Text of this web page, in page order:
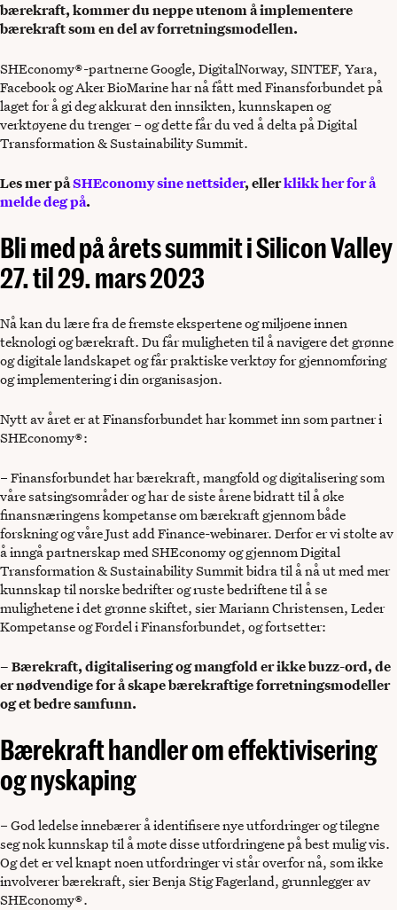
bærekraft, kommer du neppe utenom å implementere
bærekraft som en del av forretningsmodellen.
SHEconomy®-partnerne Google, DigitalNorway, SINTEF, Yara,
Facebook og Aker BioMarine har nå fått med Finansforbundet på
laget for å gi deg akkurat den innsikten, kunnskapen og
verktøyene du trenger – og dette får du ved å delta på Digital
Transformation & Sustainability Summit.
Les mer påSHEconomy sine nettsider, ellerklikk her for å
melde deg på.
Bli med på årets summit i Silicon Valley
27. til 29. mars 2023
Nå kan du lære fra de fremste ekspertene og miljøene innen
teknologi og bærekraft. Du får muligheten til å navigere det grønne
og digitale landskapet og får praktiske verktøy for gjennomføring
og implementering i din organisasjon.
Nytt av året er at Finansforbundet har kommet inn som partner i
SHEconomy®:
– Finansforbundet har bærekraft, mangfold og digitalisering som
våre satsingsområder og har de siste årene bidratt til å øke
finansnæringens kompetanse om bærekraft gjennom både
forskning og våre Just add Finance-webinarer. Derfor er vi stolte av
å inngå partnerskap med SHEconomy og gjennom Digital
Transformation & Sustainability Summit bidra til å nå ut med mer
kunnskap til norske bedrifter og ruste bedriftene til å se
mulighetene i det grønne skiftet, sier Mariann Christensen, Leder
Kompetanse og Fordel i Finansforbundet, og fortsetter:
– Bærekraft, digitalisering og mangfold er ikke buzz-ord, de
er nødvendige for å skape bærekraftige forretningsmodeller
og et bedre samfunn.
Bærekraft handler om effektivisering
og nyskaping
– God ledelse innebærer å identifisere nye utfordringer og tilegne
seg nok kunnskap til å møte disse utfordringene på best mulig vis.
Og det er vel knapt noen utfordringer vi står overfor nå, som ikke
involverer bærekraft, sier Benja Stig Fagerland, grunnlegger av
SHEconomy®.